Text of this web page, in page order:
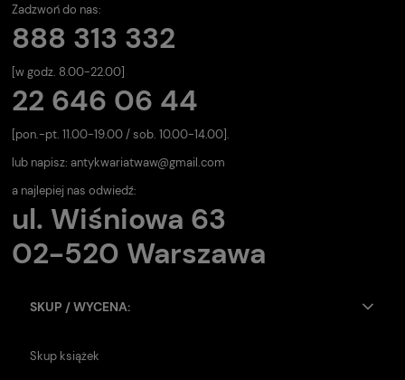
Zadzwoń do nas:
888 313 332
[w godz. 8.00-22.00]
22 646 06 44
[pon.-pt. 11.00-19.00 / sob. 10.00-14.00].
lub napisz: antykwariatwaw@gmail.com
a najlepiej nas odwiedź:
ul. Wiśniowa 63
02-520 Warszawa
SKUP / WYCENA:
Skup książek